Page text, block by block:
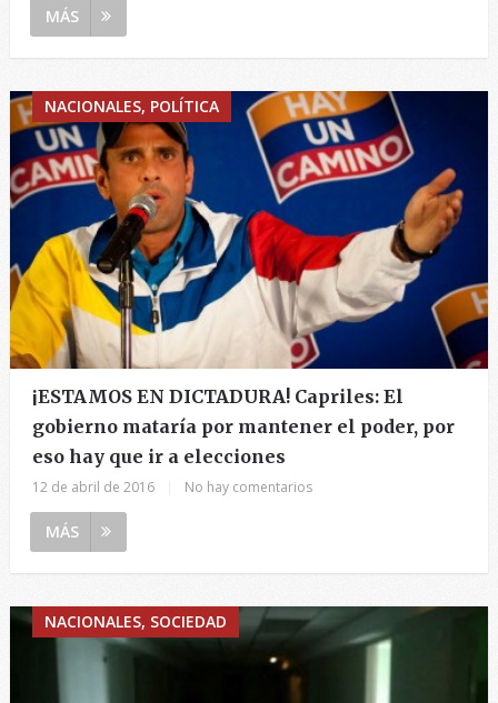
MÁS
NACIONALES, POLÍTICA
¡ESTAMOS EN DICTADURA! Capriles: El
gobierno mataría por mantener el poder, por
eso hay que ir a elecciones
12 de abril de 2016 No hay comentarios
MÁS
NACIONALES, SOCIEDAD